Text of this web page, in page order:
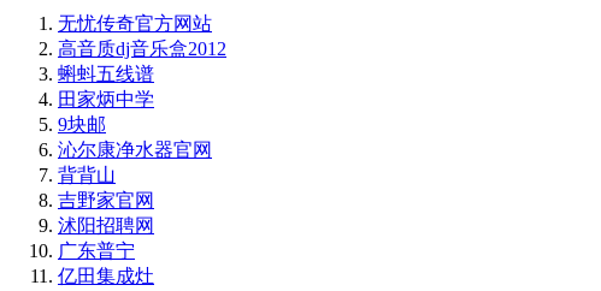
无忧传奇官方网站
高音质dj音乐盒2012
蝌蚪五线谱
田家炳中学
9块邮
沁尔康净水器官网
背背山
吉野家官网
沭阳招聘网
广东普宁
亿田集成灶